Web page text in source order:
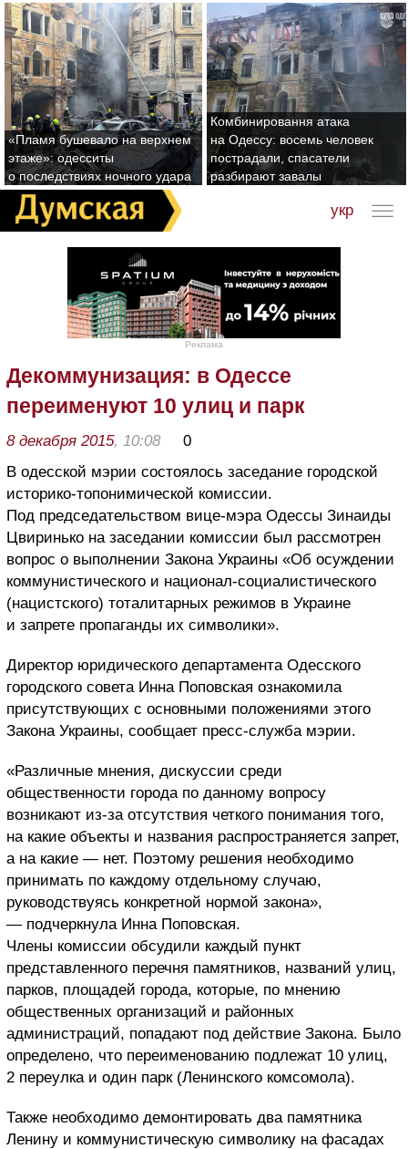
«Пламя бушевало на верхнем
этаже»: одесситы
о последствиях ночного удара
Комбинировання атака
на Одессу: восемь человек
пострадали, спасатели
разбирают завалы
укр
Реклама
Декоммунизация: в Одессе
переименуют 10 улиц и парк
8 декабря 2015, 10:08
0
В одесской мэрии состоялось заседание городской
историко-топонимической комиссии.
Под председательством вице-мэра Одессы Зинаиды
Цвиринько на заседании комиссии был рассмотрен
вопрос о выполнении Закона Украины «Об осуждении
коммунистического и национал-социалистического
(нацистского) тоталитарных режимов в Украине
и запрете пропаганды их символики».
Директор юридического департамента Одесского
городского совета Инна Поповская ознакомила
присутствующих с основными положениями этого
Закона Украины, сообщает пресс-служба мэрии.
«Различные мнения, дискуссии среди
общественности города по данному вопросу
возникают из-за отсутствия четкого понимания того,
на какие объекты и названия распространяется запрет,
а на какие — нет. Поэтому решения необходимо
принимать по каждому отдельному случаю,
руководствуясь конкретной нормой закона»,
— подчеркнула Инна Поповская.
Члены комиссии обсудили каждый пункт
представленного перечня памятников, названий улиц,
парков, площадей города, которые, по мнению
общественных организаций и районных
администраций, попадают под действие Закона. Было
определено, что переименованию подлежат 10 улиц,
2 переулка и один парк (Ленинского комсомола).
Также необходимо демонтировать два памятника
Ленину и коммунистическую символику на фасадах